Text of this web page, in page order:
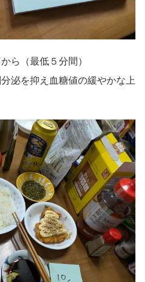
ら（最低５分間）
泌を抑え血糖値の緩やかな上